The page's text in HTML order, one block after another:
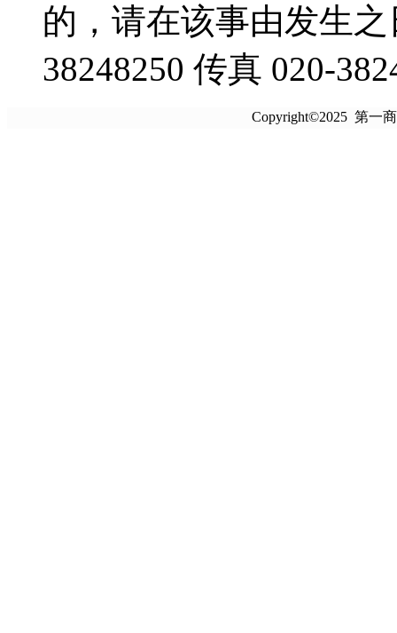
的，请在该事由发生
38248250 传真 020-
Copyright©2025 第一